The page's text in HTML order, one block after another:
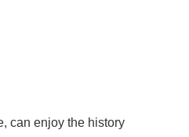
can enjoy the history